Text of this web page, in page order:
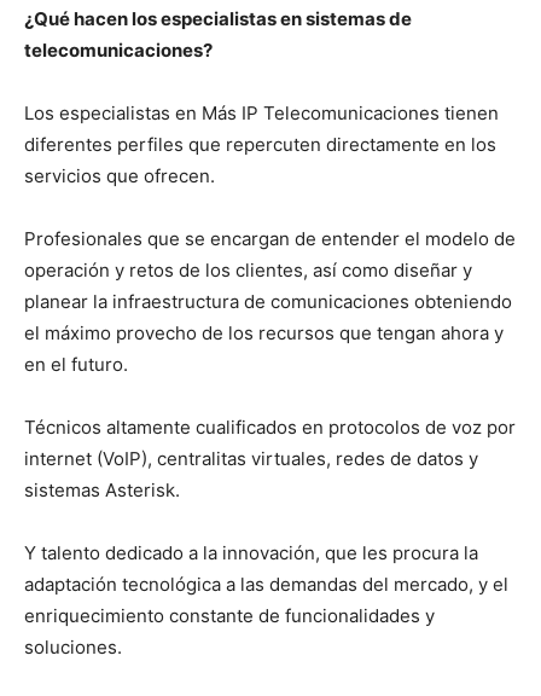
¿Qué hacen los especialistas en sistemas de
telecomunicaciones?
Los especialistas en Más IP Telecomunicaciones tienen
diferentes perfiles que repercuten directamente en los
servicios que ofrecen.
Profesionales que se encargan de entender el modelo de
operación y retos de los clientes, así como diseñar y
planear la infraestructura de comunicaciones obteniendo
el máximo provecho de los recursos que tengan ahora y
en el futuro.
Técnicos altamente cualificados en protocolos de voz por
internet (VoIP), centralitas virtuales, redes de datos y
sistemas Asterisk.
Y talento dedicado a la innovación, que les procura la
adaptación tecnológica a las demandas del mercado, y el
enriquecimiento constante de funcionalidades y
soluciones.